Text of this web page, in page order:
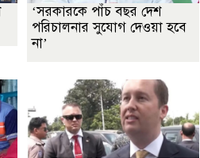
‘সরকারকে পাঁচ বছর দেশ
পরিচালনার সুযোগ দেওয়া হবে
না’